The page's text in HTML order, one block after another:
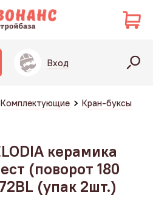
Вход
Комплектующие Кран-буксы
керамика
(поворот 180
(упак 2шт.)